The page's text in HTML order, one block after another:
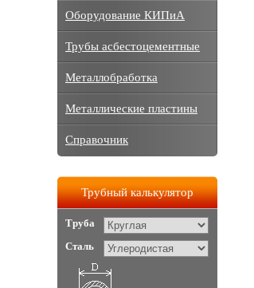
Оборудование КИПиА
Трубы асбестоцементные
Металлобработка
Металлические пластины
Справочник
Трубный калькулятор
Труба
Сталь